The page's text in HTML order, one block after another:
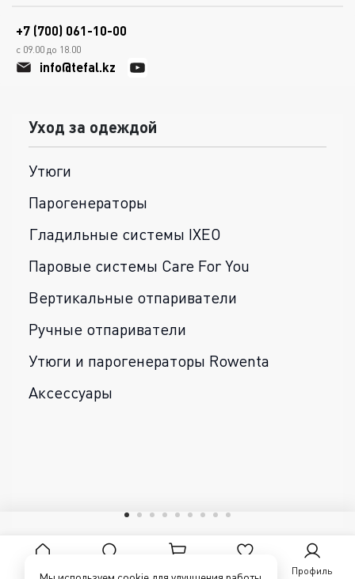
+7 (700) 061-10-00
с 09.00 до 18.00
info@tefal.kz
Уход за одеждой
Утюги
Парогенераторы
Гладильные системы IXEO
Паровые системы Care For You
Вертикальные отпариватели
Ручные отпариватели
Утюги и парогенераторы Rowenta
Аксессуары
Главная Избранное Профиль